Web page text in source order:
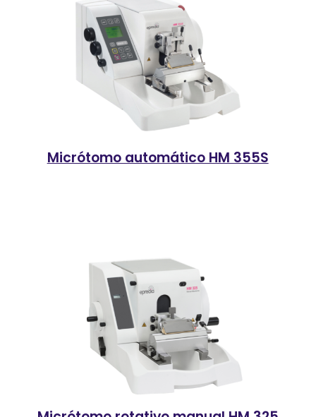
Micrótomo automático HM 355S